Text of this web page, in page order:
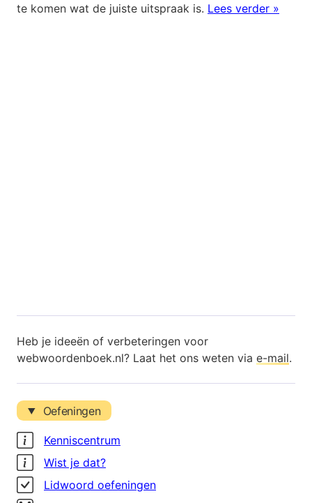
te komen wat de juiste uitspraak is. Lees verder »
Heb je ideeën of verbeteringen voor
webwoordenboek.nl? Laat het ons weten via e-mail.
Oefeningen
Kenniscentrum
Wist je dat?
Lidwoord oefeningen